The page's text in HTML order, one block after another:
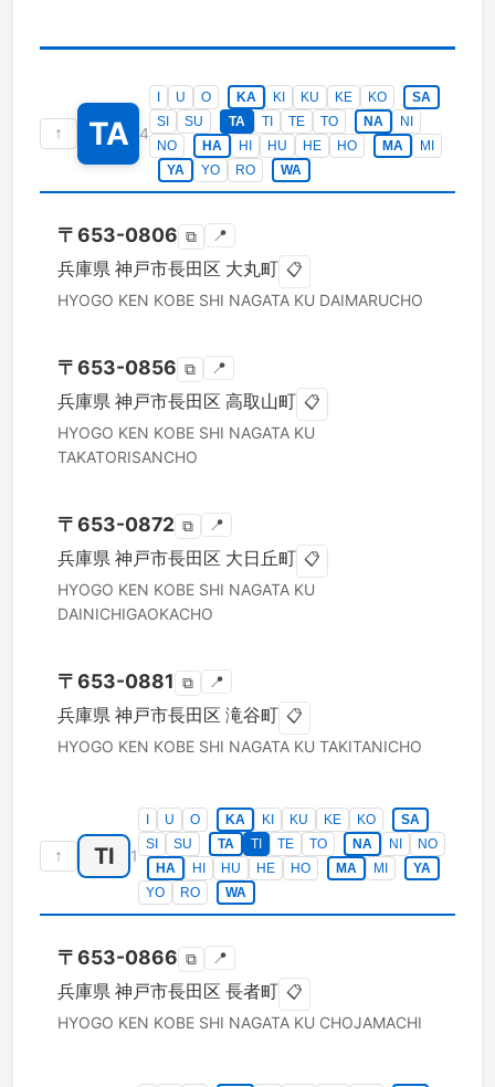
↑ TA 4
U O KA KI KU KE KO
SA
SI
SU TA TI TE TO NA
NI
NO
HA HI HU HE HO MA
MI
YA
YO RO WA
〒653-0806 ⧉ 📍
兵庫県 神戸市長田区 大丸町 📋
HYOGO KEN KOBE SHI NAGATA KU DAIMARUCHO
〒653-0856 ⧉ 📍
兵庫県 神戸市長田区 高取山町 📋
HYOGO KEN KOBE SHI NAGATA KU
TAKATORISANCHO
〒653-0872 ⧉ 📍
兵庫県 神戸市長田区 大日丘町 📋
HYOGO KEN KOBE SHI NAGATA KU
DAINICHIGAOKACHO
〒653-0881 ⧉ 📍
兵庫県 神戸市長田区 滝谷町 📋
HYOGO KEN KOBE SHI NAGATA KU TAKITANICHO
↑ TI 1
U O KA KI KU KE KO
SA
SI
SU TA TI TE TO NA NI
NO
HA
HI HU HE HO MA MI
YA
YO
RO WA
〒653-0866 ⧉ 📍
兵庫県 神戸市長田区 長者町 📋
HYOGO KEN KOBE SHI NAGATA KU CHOJAMACHI